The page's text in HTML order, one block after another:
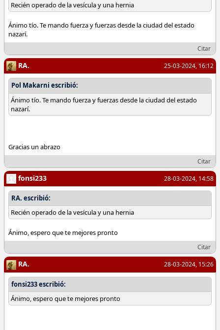
Recién operado de la vesícula y una hernia
Ánimo tío. Te mando fuerza y fuerzas desde la ciudad del estado
nazarí.
Citar
25-03-2024, 16:12
RA.
Pol Makarni escribió:
Ánimo tío. Te mando fuerza y fuerzas desde la ciudad del estado
nazarí.
Gracias un abrazo
Citar
28-03-2024, 14:58
fonsi233
RA. escribió:
Recién operado de la vesícula y una hernia
Ánimo, espero que te mejores pronto
Citar
28-03-2024, 15:26
RA.
fonsi233 escribió:
Ánimo, espero que te mejores pronto